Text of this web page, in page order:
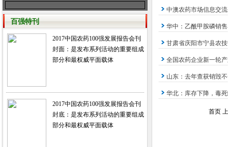
百强特刊
2017中国农药100强发展报告会刊
封面：是发布系列活动的重要组成
部分和最权威平面载体
2017中国农药100强发展报告会刊
封底：是发布系列活动的重要组成
部分和最权威平面载体
中澳农药市场信息交
华中：乙酰甲胺磷销
甘肃省庆阳市宁县农
全国农药企业新一轮
山东：去年查获销毁
华北：库存下降，毒
首页